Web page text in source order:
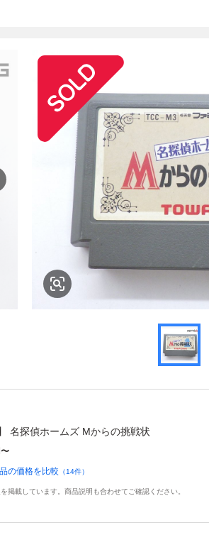
名探偵ホームズ Mからの挑戦状
の価格を比較 （14件）
掲載しています。商品説明も合わせてご確認ください。